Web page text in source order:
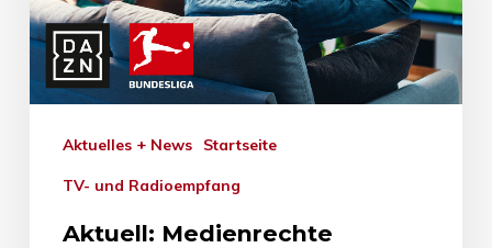
Aktuelles + News Startseite
TV- und Radioempfang
Aktuell: Medienrechte